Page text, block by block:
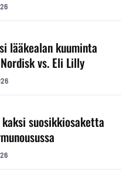
lääkealan kuuminta
vs. Eli Lilly
suosikkiosaketta